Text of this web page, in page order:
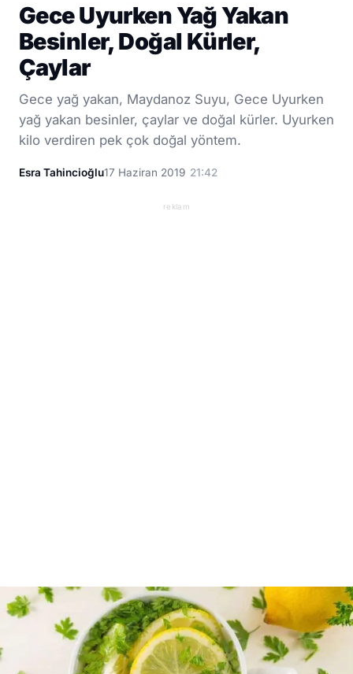
Gece Uyurken Yağ Yakan
Besinler, Doğal Kürler,
Çaylar
Gece yağ yakan, Maydanoz Suyu, Gece Uyurken
yağ yakan besinler, çaylar ve doğal kürler. Uyurken
kilo verdiren pek çok doğal yöntem.
Esra Tahincioğlu17 Haziran 2019 21:42
reklam